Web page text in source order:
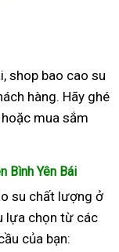
shop bao cao su
hàng. Hãy ghé
mua sắm
Bình Yên Bái
su chất lượng ở
lựa chọn từ các
của bạn: